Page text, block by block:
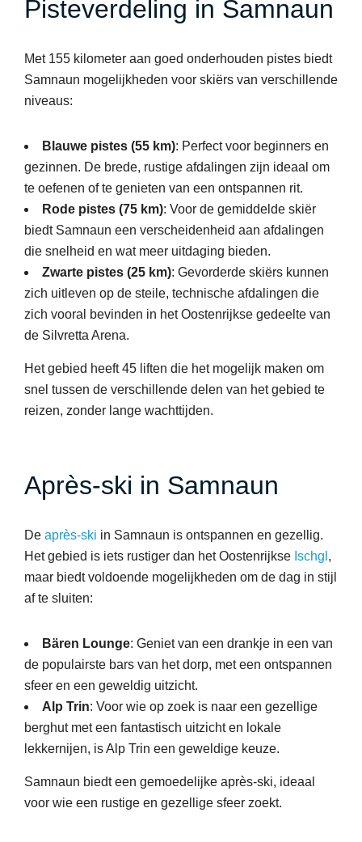
Pisteverdeling in Samnaun
Met 155 kilometer aan goed onderhouden pistes biedt
Samnaun mogelijkheden voor skiërs van verschillende
niveaus:
Blauwe pistes (55 km): Perfect voor beginners en
gezinnen. De brede, rustige afdalingen zijn ideaal om
te oefenen of te genieten van een ontspannen rit.
Rode pistes (75 km): Voor de gemiddelde skiër
biedt Samnaun een verscheidenheid aan afdalingen
die snelheid en wat meer uitdaging bieden.
Zwarte pistes (25 km): Gevorderde skiërs kunnen
zich uitleven op de steile, technische afdalingen die
zich vooral bevinden in het Oostenrijkse gedeelte van
de Silvretta Arena.
Het gebied heeft 45 liften die het mogelijk maken om
snel tussen de verschillende delen van het gebied te
reizen, zonder lange wachttijden.
Après-ski in Samnaun
De après-ski in Samnaun is ontspannen en gezellig.
Het gebied is iets rustiger dan het Oostenrijkse Ischgl ,
maar biedt voldoende mogelijkheden om de dag in stijl
af te sluiten:
Bären Lounge: Geniet van een drankje in een van
de populairste bars van het dorp, met een ontspannen
sfeer en een geweldig uitzicht.
Alp Trin: Voor wie op zoek is naar een gezellige
berghut met een fantastisch uitzicht en lokale
lekkernijen, is Alp Trin een geweldige keuze.
Samnaun biedt een gemoedelijke après-ski, ideaal
voor wie een rustige en gezellige sfeer zoekt.